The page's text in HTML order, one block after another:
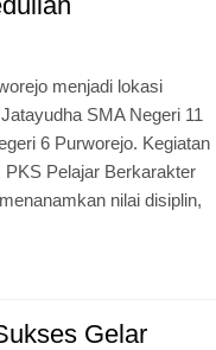
menjadi lokasi
SMA Negeri 11
6 Purworejo. Kegiatan
PKS Pelajar Berkarakter
nilai disiplin,
Gelar